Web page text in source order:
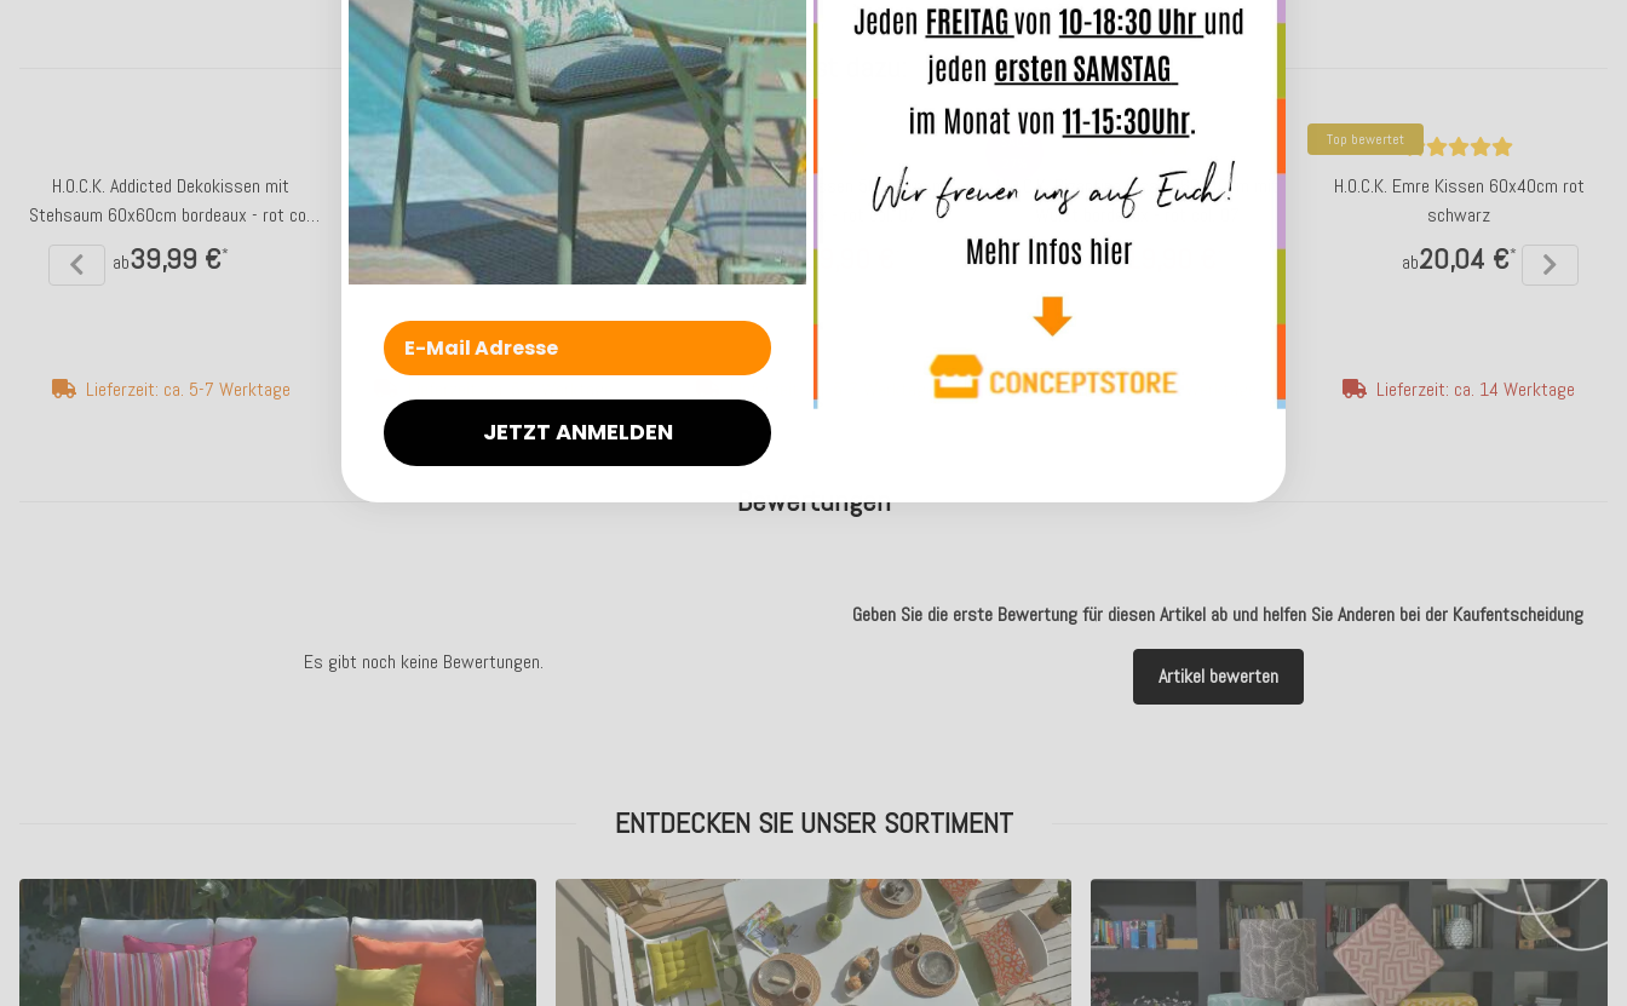
Bewertungen
Geben Sie die erste Bewertung für diesen Artikel ab und helfen Sie Anderen bei der Kaufentscheidung
Artikel bewerten
Es gibt noch keine Bewertungen.
Das passt dazu:
H.O.C.K. Addicted Dekokissen mit
Stehsaum 60x60cm bordeaux - rot col.
09
ab39,99 €*
Lieferzeit: ca. 5-7 Werktage
H.O.C.K. Addicted Sofakissen mit
Stehsaum 50x30cm bordeaux - rot col.
ab18,99 €
SALE
27%
H.O.C.K. Bizantina Kissen 50x50cm mit
Wulst bordeaux - rot col. 07
ab
19,90 €
33,99 €
H.O.C.K. Bizantina Kissen 60x40cm mit
Wulst bordeaux - rot col. 07
ab
19,90 €
33,99 €
Lieferzeit: ca. 5-7 Werktage
Top bewertet
H.O.C.K. Emre Kissen 60x40cm rot
schwarz
ab20,04 €*
Lieferzeit: ca. 14 Werktage
ENTDECKEN SIE UNSER SORTIMENT
JETZT ANMELDEN